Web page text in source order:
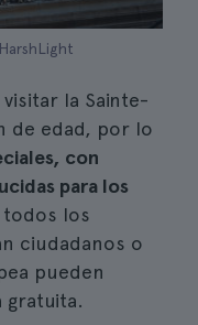
la Sainte-
de edad, por lo
con
para los
los
ciudadanos o
pueden
gratuita.